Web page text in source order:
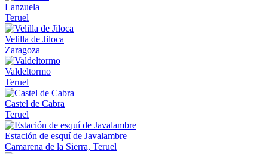
Lanzuela
Teruel
Velilla de Jiloca
Zaragoza
Valdeltormo
Teruel
Castel de Cabra
Teruel
Estación de esquí de Javalambre
Camarena de la Sierra, Teruel